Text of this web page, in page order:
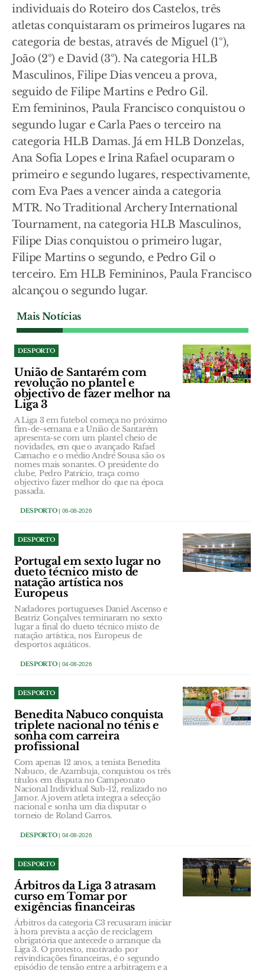
individuais do Roteiro dos Castelos, três
atletas conquistaram os primeiros lugares na
categoria de bestas, através de Miguel (1º),
João (2º) e David (3º). Na categoria HLB
Masculinos, Filipe Dias venceu a prova,
seguido de Filipe Martins e Pedro Gil.
Em femininos, Paula Francisco conquistou o
segundo lugar e Carla Paes o terceiro na
categoria HLB Damas. Já em HLB Donzelas,
Ana Sofia Lopes e Irina Rafael ocuparam o
primeiro e segundo lugares, respectivamente,
com Eva Paes a vencer ainda a categoria
MTR. No Traditional Archery International
Tournament, na categoria HLB Masculinos,
Filipe Dias conquistou o primeiro lugar,
Filipe Martins o segundo, e Pedro Gil o
terceiro. Em HLB Femininos, Paula Francisco
alcançou o segundo lugar.
Mais Notícias
DESPORTO
União de Santarém com
revolução no plantel e
objectivo de fazer melhor na
Liga 3
A Liga 3 em futebol começa no próximo
fim-de-semana e a União de Santarém
apresenta-se com um plantel cheio de
novidades, em que o avançado Rafael
Camacho e o médio André Sousa são os
nomes mais sonantes. O presidente do
clube, Pedro Patrício, traça como
objectivo fazer melhor do que na época
passada.
DESPORTO| 06-08-2026
DESPORTO
Portugal em sexto lugar no
dueto técnico misto de
natação artística nos
Europeus
Nadadores portugueses Daniel Ascenso e
Beatriz Gonçalves terminaram no sexto
lugar a final do dueto técnico misto de
natação artística, nos Europeus de
desportos aquáticos.
DESPORTO| 04-08-2026
DESPORTO
Benedita Nabuco conquista
triplete nacional no ténis e
sonha com carreira
profissional
Com apenas 12 anos, a tenista Benedita
Nabuco, de Azambuja, conquistou os três
títulos em disputa no Campeonato
Nacional Individual Sub-12, realizado no
Jamor. A jovem atleta integra a selecção
nacional e sonha um dia disputar o
torneio de Roland Garros.
DESPORTO| 04-08-2026
DESPORTO
Árbitros da Liga 3 atrasam
curso em Tomar por
exigências financeiras
Árbitros da categoria C3 recusaram iniciar
à hora prevista a acção de reciclagem
obrigatória que antecede o arranque da
Liga 3. O protesto, motivado por
reivindicações financeiras, é o segundo
episódio de tensão entre a arbitragem e a